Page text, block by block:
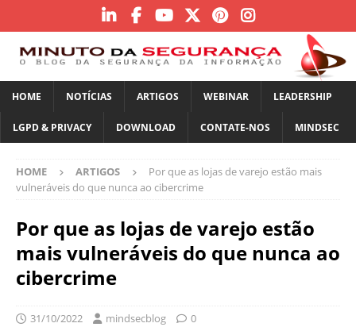
HOME NOTÍCIAS ARTIGOS WEBINAR LEADERSHIP
LGPD & PRIVACY DOWNLOAD CONTATE-NOS MINDSEC
HOME ARTIGOS
Por que as lojas de varejo estão mais
vulneráveis ​​do que nunca ao cibercrime
Por que as lojas de varejo estão
mais vulneráveis ​​do que nunca ao
cibercrime
31/10/2022 mindsecblog 0